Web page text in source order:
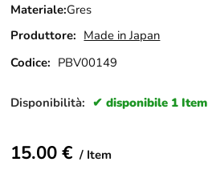
Materiale:Gres
Produttore: Made in Japan
Codice: PBV00149
Disponibilità: disponibile 1 Item
15.00€ Item